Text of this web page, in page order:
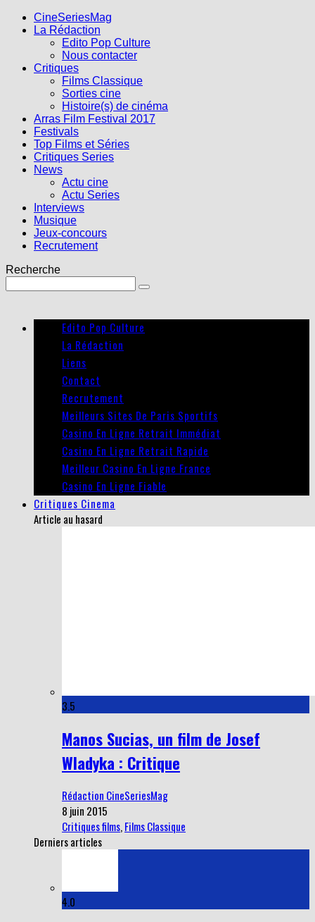
CineSeriesMag
La Rédaction
Edito Pop Culture
Nous contacter
Critiques
Films Classique
Sorties cine
Histoire(s) de cinéma
Arras Film Festival 2017
Festivals
Top Films et Séries
Critiques Series
News
Actu cine
Actu Series
Interviews
Musique
Jeux-concours
Recrutement
Recherche
Edito Pop Culture
La Rédaction
Liens
Contact
Recrutement
Meilleurs Sites De Paris Sportifs
Casino En Ligne Retrait Immédiat
Casino En Ligne Retrait Rapide
Meilleur Casino En Ligne France
Casino En Ligne Fiable
Critiques Cinema
Article au hasard
3.5
Manos Sucias, un film de Josef
Wladyka : Critique
Rédaction CineSeriesMag
8 juin 2015
Critiques films,Films Classique
Derniers articles
4.0